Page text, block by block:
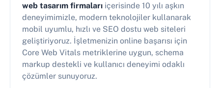
web tasarım firmaları içerisinde 10 yılı aşkın
deneyimimizle, modern teknolojiler kullanarak
mobil uyumlu, hızlı ve SEO dostu web siteleri
geliştiriyoruz. İşletmenizin online başarısı için
Core Web Vitals metriklerine uygun, schema
markup destekli ve kullanıcı deneyimi odaklı
çözümler sunuyoruz.